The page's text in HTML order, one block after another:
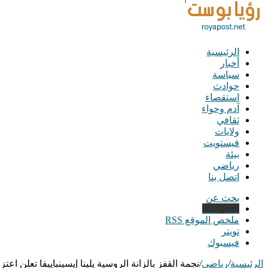
الرئيسية
أخبار
سياسة
حوادث
استقصاء
آدم وحواء
ثقافي
ولايات
فيستويت
بيئة
رياضي
اتصل بنا
بحث عن
ملخص الموقع RSS
تويتر
فيسبوك
الرئيسية/رياضي/نجمة القفز بالزانة الروسية يلينا إيسينباييفا تعلن